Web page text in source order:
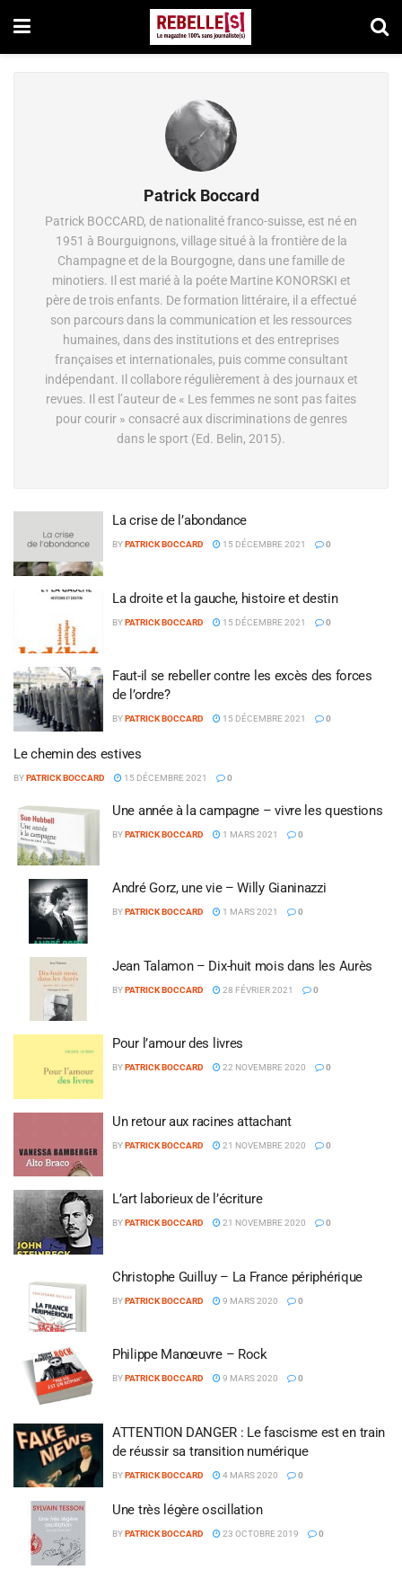
Patrick Boccard
Patrick BOCCARD, de nationalité franco-suisse, est né en
1951 à Bourguignons, village situé à la frontière de la
Champagne et de la Bourgogne, dans une famille de
minotiers. Il est marié à la poéte Martine KONORSKI et
père de trois enfants. De formation littéraire, il a effectué
son parcours dans la communication et les ressources
humaines, dans des institutions et des entreprises
françaises et internationales, puis comme consultant
indépendant. Il collabore régulièrement à des journaux et
revues. Il est l’auteur de « Les femmes ne sont pas faites
pour courir » consacré aux discriminations de genres
dans le sport (Ed. Belin, 2015).
La crise de l’abondance
BYPATRICK BOCCARD 15 DÉCEMBRE 2021 0
La droite et la gauche, histoire et destin
BYPATRICK BOCCARD 15 DÉCEMBRE 2021 0
Faut-il se rebeller contre les excès des forces
de l’ordre?
BYPATRICK BOCCARD 15 DÉCEMBRE 2021 0
Le chemin des estives
BYPATRICK BOCCARD 15 DÉCEMBRE 2021 0
Une année à la campagne – vivre les questions
BYPATRICK BOCCARD 1 MARS 2021 0
André Gorz, une vie – Willy Gianinazzi
BYPATRICK BOCCARD 1 MARS 2021 0
Jean Talamon – Dix-huit mois dans les Aurès
BYPATRICK BOCCARD 28 FÉVRIER 2021 0
Pour l’amour des livres
BYPATRICK BOCCARD 22 NOVEMBRE 2020 0
Un retour aux racines attachant
BYPATRICK BOCCARD 21 NOVEMBRE 2020 0
L’art laborieux de l’écriture
BYPATRICK BOCCARD 21 NOVEMBRE 2020 0
Christophe Guilluy – La France périphérique
BYPATRICK BOCCARD 9 MARS 2020 0
Philippe Manœuvre – Rock
BYPATRICK BOCCARD 9 MARS 2020 0
ATTENTION DANGER : Le fascisme est en train
de réussir sa transition numérique
BYPATRICK BOCCARD 4 MARS 2020 0
Une très légère oscillation
BYPATRICK BOCCARD 23 OCTOBRE 2019 0